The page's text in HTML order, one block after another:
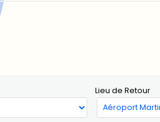
Lieu de Retour